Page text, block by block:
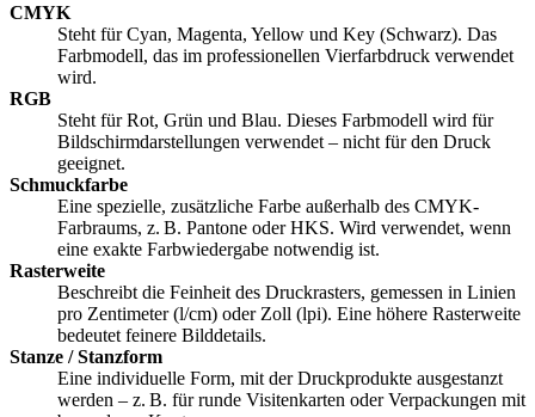
CMYK
Steht für Cyan, Magenta, Yellow und Key (Schwarz). Das
Farbmodell, das im professionellen Vierfarbdruck verwendet
wird.
RGB
Steht für Rot, Grün und Blau. Dieses Farbmodell wird für
Bildschirmdarstellungen verwendet – nicht für den Druck
geeignet.
Schmuckfarbe
Eine spezielle, zusätzliche Farbe außerhalb des CMYK-
Farbraums, z. B. Pantone oder HKS. Wird verwendet, wenn
eine exakte Farbwiedergabe notwendig ist.
Rasterweite
Beschreibt die Feinheit des Druckrasters, gemessen in Linien
pro Zentimeter (l/cm) oder Zoll (lpi). Eine höhere Rasterweite
bedeutet feinere Bilddetails.
Stanze / Stanzform
Eine individuelle Form, mit der Druckprodukte ausgestanzt
werden – z. B. für runde Visitenkarten oder Verpackungen mit